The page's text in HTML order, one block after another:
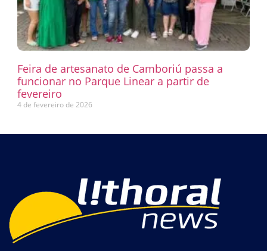
Feira de artesanato de Camboriú passa a
funcionar no Parque Linear a partir de
fevereiro
4 de fevereiro de 2026